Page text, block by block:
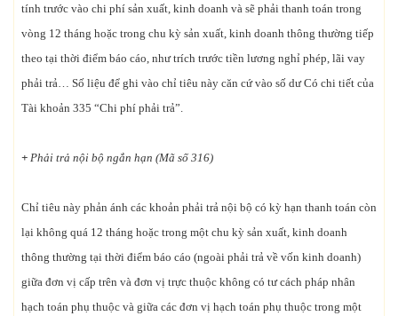
tính trước vào chi phí sản xuất, kinh doanh và sẽ phải thanh toán trong
vòng 12 tháng hoặc trong chu kỳ sản xuất, kinh doanh thông thường tiếp
theo tại thời điểm báo cáo, như trích trước tiền lương nghỉ phép, lãi vay
phải trả… Số liệu để ghi vào chỉ tiêu này căn cứ vào số dư Có chi tiết của
Tài khoản 335 “Chi phí phải trả”.
+ Phải trả nội bộ ngắn hạn (Mã số 316)
Chỉ tiêu này phản ánh các khoản phải trả nội bộ có kỳ hạn thanh toán còn
lại không quá 12 tháng hoặc trong một chu kỳ sản xuất, kinh doanh
thông thường tại thời điểm báo cáo (ngoài phải trả về vốn kinh doanh)
giữa đơn vị cấp trên và đơn vị trực thuộc không có tư cách pháp nhân
hạch toán phụ thuộc và giữa các đơn vị hạch toán phụ thuộc trong một